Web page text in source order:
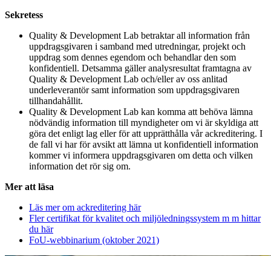
Sekretess
Quality & Development Lab betraktar all information från
uppdragsgivaren i samband med utredningar, projekt och
uppdrag som dennes egendom och behandlar den som
konfidentiell. Detsamma gäller analysresultat framtagna av
Quality & Development Lab och/eller av oss anlitad
underleverantör samt information som uppdragsgivaren
tillhandahållit.
Quality & Development Lab kan komma att behöva lämna
nödvändig information till myndigheter om vi är skyldiga att
göra det enligt lag eller för att upprätthålla vår ackreditering. I
de fall vi har för avsikt att lämna ut konfidentiell information
kommer vi informera uppdragsgivaren om detta och vilken
information det rör sig om.
Mer att läsa
Läs mer om ackreditering här
Fler certifikat för kvalitet och miljöledningssystem m m hittar
du här
FoU-webbinarium (oktober 2021)